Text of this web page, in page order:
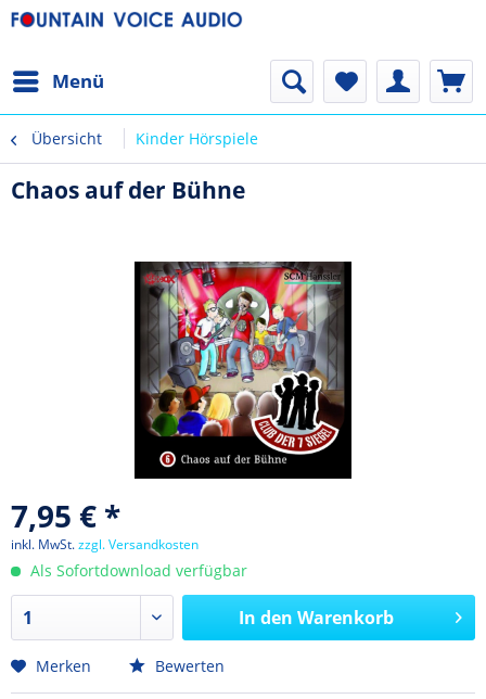
Menü
Übersicht Kinder Hörspiele
Chaos auf der Bühne
7,95 € *
inkl. MwSt.zzgl. Versandkosten
Als Sofortdownload verfügbar
In den Warenkorb
Merken Bewerten